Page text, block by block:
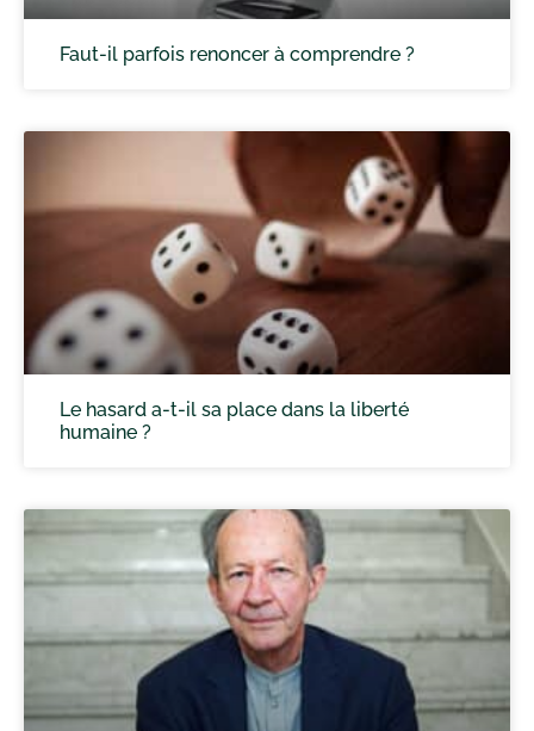
Faut-il parfois renoncer à comprendre ?
Le hasard a-t-il sa place dans la liberté
humaine ?